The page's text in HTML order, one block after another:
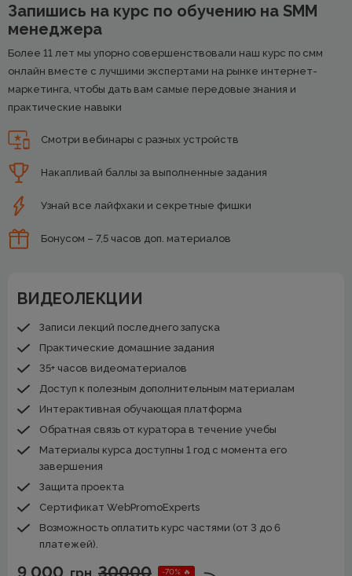
Запишись на курс по обучению на SMM
менеджера
Более 11 лет мы упорно совершенствовали наш курс по смм
онлайн вместе с лучшими экспертами на рынке интернет-
маркетинга, чтобы дать вам самые передовые знания и
практические навыки
Смотри вебинары с разных устройств
Накапливай баллы за выполненные задания
Узнай все лайфхаки и секретные фишки
Бонусом – 7,5 часов доп. материалов
ВИДЕОЛЕКЦИИ
Записи лекций последнего запуска
Практические домашние задания
35+ часов видеоматериалов
Доступ к полезным дополнительным материалам
Интерактивная обучающая платформа
Обратная связь от куратора в течение учебы
Материалы курса доступны 1 год с момента его
завершения
Защита проекта
Сертификат WebPromoExperts
Возможность оплатить курс частями (от 3 до 6
платежей).
9 000 30000 -70% 🔥